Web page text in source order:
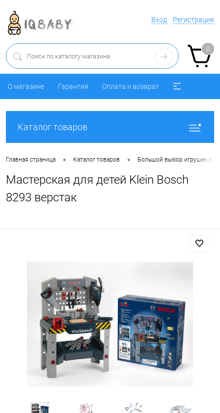
Вход Регистрация
0
О магазине Гарантия Оплата и возврат
Каталог товаров
Главная страница • Каталог товаров • Большой выбор игрушек в
Мастерская для детей Klein Bosch
8293 верстак